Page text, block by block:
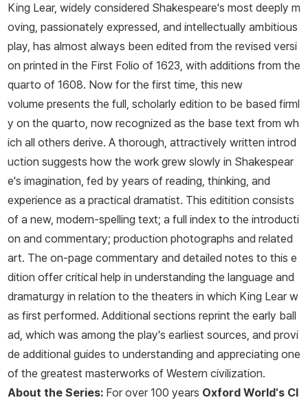
난도 없지 않았지만, 시간이 지날수록 그의 작품은 인기를 더해 갔다.
1623년 벤 존슨은 그리스와 로마의 극작가와 견줄 수 있는 사람은 오
직 셰익스피어뿐이라고 호평하며, 그는 “어느 한 시대 사람이 아니라,
모든 시대의 사람”이라고 칭찬했다. 1668년 존 드라이든은 셰익스피
어를 “가장 크고 포괄적인 영혼”이라고 극찬했다. 셰익스피어는 159
0년에서 1613년에 이르기까지 10편의 비극(로마극 포함), 18편의
희극, 10편의 역사극, 그리고 시집 《소네트》를 집필했다. 38편의 희
곡 작품들은 상연 연대에 따라 대개 4기로 분류된다.
셰익스피어연구소장을 역임하며 학계의 중심축 역할을 했다. ‘옥스퍼
드 셰익스피어’ 전집 총괄 편집을 맡아 현대 셰익스피어 텍스트의 표
준을 정립했으며 해당 작업은 그가 이룩한 최고의 학술적 성취 가운
데 하나로 꼽힌다. 수백 년간 덧칠된 오류를 걷어 냄으로써 가장 원형
에 가까운 텍스트를 복원하고 셰익스피어가 당대 작가들과 긴밀히 소
통한 ‘협업하는 극장 예술가’였음을 입증해 학계 패러다임을 뒤바꿨
다. 학술적 공헌뿐 아니라 셰익스피어의 유산을 보존하는 실천가로서
도 활약해 셰익스피어생가재단 이사장을 거쳐 현재는 명예회장으로
있다. 또 로열셰익스피어극단 명예이사로서 무대 현장과 학문을 잇는
가교 역할을 하기도 했다. 이 같은 공로를 인정받아 2007년 대영제
국 훈장, 2016년 영국 왕실 기사 작위를 받았다. 철저한 실증주의 학
풍에 따라 셰익스피어에 관한 근거 없는 음모론을 배격하고 역사적
사실을 수호하고 알리는 데 평생을 바쳤고 현재 90세가 넘은 고령에
도 2023년 신간을 발표할 만큼 현역으로 왕성히 활동하고 있다.
King Lear, widely considered Shakespeare's most deeply m
oving, passionately expressed, and intellectually ambitious
play, has almost always been edited from the revised versi
on printed in the First Folio of 1623, with additions from the
quarto of 1608. Now for the first time, this new
volume presents the full, scholarly edition to be based firml
y on the quarto, now recognized as the base text from wh
ich all others derive. A thorough, attractively written introd
uction suggests how the work grew slowly in Shakespear
e's imagination, fed by years of reading, thinking, and
experience as a practical dramatist. This editition consists
of a new, modern-spelling text; a full index to the introducti
on and commentary; production photographs and related
art. The on-page commentary and detailed notes to this e
dition offer critical help in understanding the language and
dramaturgy in relation to the theaters in which King Lear w
as first performed. Additional sections reprint the early ball
ad, which was among the play's earliest sources, and provi
de additional guides to understanding and appreciating one
of the greatest masterworks of Western civilization.
About the Series: For over 100 years Oxford World's Cl